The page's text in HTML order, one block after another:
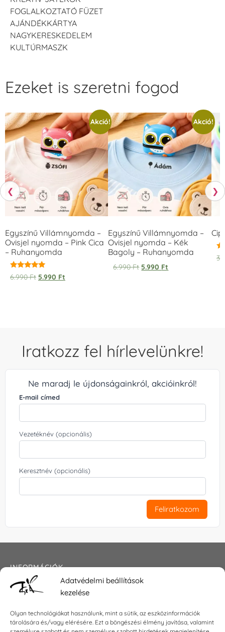
Adatvédelmi beállítások
kezelése
Olyan technológiákat használunk, mint a sütik, az eszközinformációk
tárolására és/vagy elérésére. Ezt a böngészési élmény javítása, valamint
FOGLALKOZTATÓ FÜZET
AJÁNDÉKKÁRTYA
NAGYKERESKEDELEM
KULTÚRMASZK
❮
Ezeket is szeretni fogod
Akció!
Egyszínű Villámnyomda –
Ovisjel nyomda – Pink Cica
– Ruhanyomda
Értékelés:
5.00
6.990Ft 5.990 Ft
Akció!
Egyszínű Villámnyomda –
Ovisjel nyomda – Kék
Bagoly – Ruhanyomda
6.990Ft 5.990 Ft
❯
Iratkozz fel hírlevelünkre!
Ne maradj le újdonságainkról, akcióinkról!
E-mail címed
Vezetéknév (opcionális)
Keresztnév (opcionális)
Feliratkozom
INFORMÁCIÓK
Általános szerződési feltételek
Impresszum